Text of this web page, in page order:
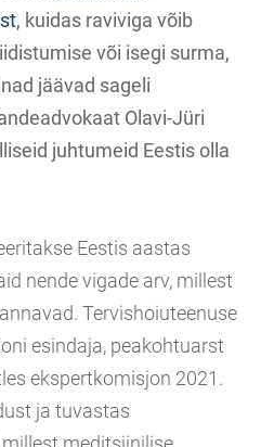
, kuidas raviviga võib
või isegi surma,
jäävad sageli
Olavi-Jüri
juhtumeid Eestis olla
Eestis aastas
nende vigade arv, millest
Tervishoiuteenuse
esindaja, peakohtuarst
ekspertkomisjon 2021.
ja tuvastas